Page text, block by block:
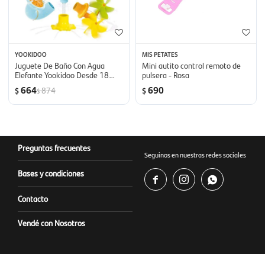
YOOKIDOO
Juguete De Baño Con Agua
Elefante Yookidoo Desde 18
Meses - Funelefun Fill N
Sprinkle
$664$874
MIS PETATES
Mini autito control remoto de
pulsera - Rosa
$690
Preguntas frecuentes
Bases y condiciones
Contacto
Vendé con Nosotros
Seguinos en nuestras redes sociales
  